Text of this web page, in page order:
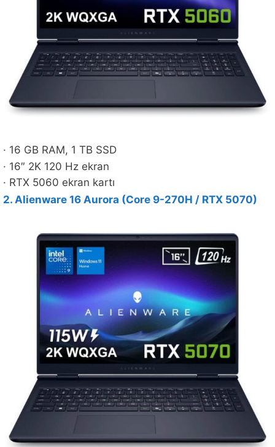
· 16 GB RAM, 1 TB SSD
· 16″ 2K 120 Hz ekran
· RTX 5060 ekran kartı
2. Alienware 16 Aurora (Core 9-270H / RTX 5070)